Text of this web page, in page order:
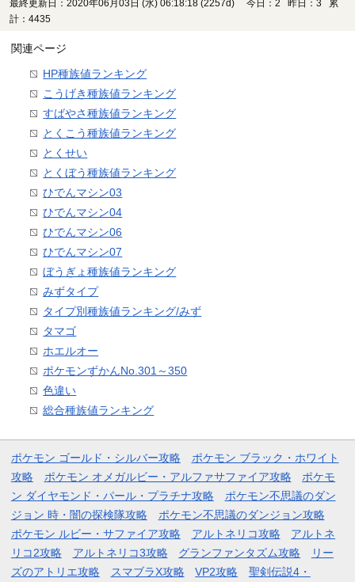
最終更新日：2020年06月03日 (水) 06:18:18 (2257d)
今日：2 昨日：3 累
計：4435
関連ページ
HP種族値ランキング
こうげき種族値ランキング
すばやさ種族値ランキング
とくこう種族値ランキング
とくせい
とくぼう種族値ランキング
ひでんマシン03
ひでんマシン04
ひでんマシン06
ひでんマシン07
ぼうぎょ種族値ランキング
みずタイプ
タイプ別種族値ランキング/みず
タマゴ
ホエルオー
ポケモンずかんNo.301～350
色違い
総合種族値ランキング
ポケモン ゴールド・シルバー攻略
ポケモン ブラック・ホワイト
攻略
ポケモン オメガルビー・アルファサファイア攻略
ポケモ
ン ダイヤモンド・パール・プラチナ攻略
ポケモン不思議のダン
ジョン 時・闇の探検隊攻略
ポケモン不思議のダンジョン攻略
ポケモン ルビー・サファイア攻略
アルトネリコ攻略
アルトネ
リコ2攻略
アルトネリコ3攻略 グランファンタズム攻略
リー
ズのアトリエ攻略
スマブラX攻略 VP2攻略 聖剣伝説4・